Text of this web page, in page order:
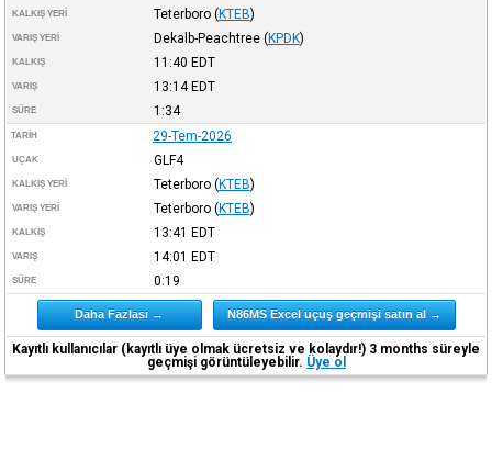
KALKIŞ YERI Teterboro (KTEB)
VARIŞ YERI Dekalb-Peachtree (KPDK)
KALKIŞ 11:40 EDT
VARIŞ 13:14EDT
SÜRE 1:34
TARIH 29-Tem-2026
UÇAK GLF4
KALKIŞ YERI Teterboro (KTEB)
VARIŞ YERI Teterboro (KTEB)
KALKIŞ 13:41 EDT
VARIŞ 14:01 EDT
SÜRE 0:19
Daha Fazlası → N86MS Excel uçuş geçmişi satın al →
Kayıtlı kullanıcılar (kayıtlı üye olmak ücretsiz ve kolaydır!) 3 months süreyle
geçmişi görüntüleyebilir. Üye ol